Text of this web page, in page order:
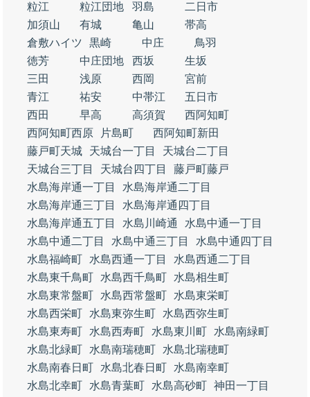
粒江
粒江団地 羽島
二日市
加須山
有城 亀山
帯高
倉敷ハイツ
黒崎 中庄
鳥羽
徳芳
中庄団地 西坂
生坂
三田
浅原 西岡
宮前
青江
祐安 中帯江
五日市
西田
早高 高須賀
西阿知町
西阿知町西原
片島町
西阿知町新田
藤戸町天城
天城台一丁目
天城台二丁目
天城台三丁目
天城台四丁目
藤戸町藤戸
水島海岸通一丁目
水島海岸通二丁目
水島海岸通三丁目
水島海岸通四丁目
水島海岸通五丁目
水島川崎通
水島中通一丁目
水島中通二丁目
水島中通三丁目
水島中通四丁目
水島福崎町
水島西通一丁目
水島西通二丁目
水島東千鳥町
水島西千鳥町
水島相生町
水島東常盤町
水島西常盤町
水島東栄町
水島西栄町
水島東弥生町
水島西弥生町
水島東寿町
水島西寿町 水島東川町
水島南緑町
水島北緑町
水島南瑞穂町
水島北瑞穂町
水島南春日町
水島北春日町
水島南幸町
水島北幸町
水島青葉町 水島高砂町 神田一丁目